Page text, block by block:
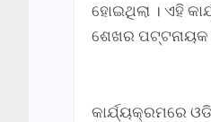
ହୋଇଥିଲା । ଏହି
ଶେଖର
କାର୍ଯ୍ୟକ୍ରମରେ